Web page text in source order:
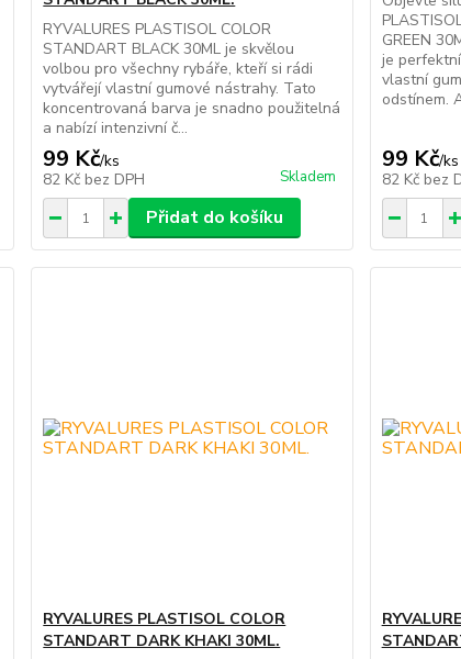
RYVALURES PLASTISOL COLOR
STANDART BLACK 30ML je skvělou
volbou pro všechny rybáře, kteří si rádi
vytvářejí vlastní gumové nástrahy. Tato
koncentrovaná barva je snadno použitelná
a nabízí intenzivní č...
99 Kč/ks
82 Kč bez DPH Skladem
Přidat do košíku
GREEN
je
vlastní
odstínem.
99 Kč/ks
82 Kč bez
RYVALURES PLASTISOL COLOR
STANDART DARK KHAKI 30ML.